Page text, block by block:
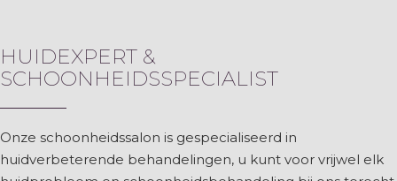
HUIDEXPERT &
SCHOONHEIDSSPECIALIST
Onze schoonheidssalon is gespecialiseerd in
huidverbeterende behandelingen, u kunt voor vrijwel elk